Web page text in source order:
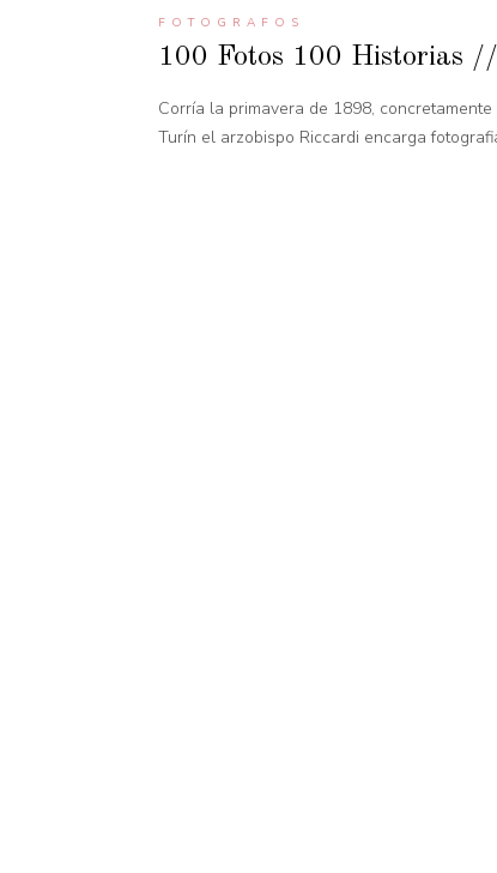
FOTOGRAFOS
100 Fotos 100 Historias
Corría la primavera de 1898,
Turín el arzobispo Riccardi encarga